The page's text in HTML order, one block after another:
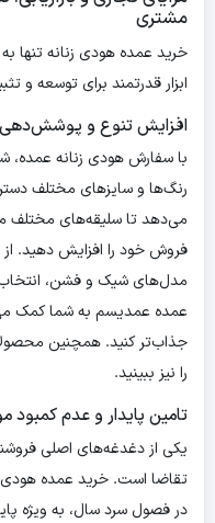
مشتری
خرید عمده هودی زنانه تنها
ابزار قدرتمند برای توسعه و
افزایش تنوع و پوشش‌دهی
با سفارش هودی زنانه عمده،
رنگ‌ها و سایزهای مختلف
می‌دهد تا سلیقه‌های
فروش خود را افزایش دهید.
مدل‌های شیک و فشن،
عمده عمدیسم به شما کمک
جذاب‌تر کنید. همچنین
را نیز ببینید.
تامین پایدار و عدم کمبود
یکی از دغدغه‌های اصلی
تقاضا است. خرید عمده هودی
در فصول سرد سال، به ویژه